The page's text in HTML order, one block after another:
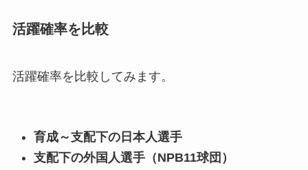
活躍確率を比較
活躍確率を比較してみます。
育成～支配下の日本人選手
支配下の外国人選手（NPB11球団）